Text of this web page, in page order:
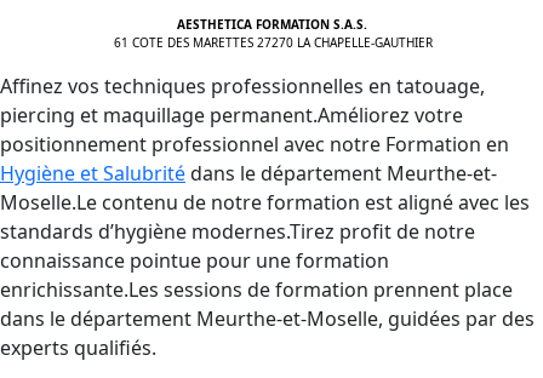
AESTHETICA FORMATION S.A.S.
61 COTE DES MARETTES 27270 LA CHAPELLE-GAUTHIER
Affinez vos techniques professionnelles en tatouage,
piercing et maquillage permanent.Améliorez votre
positionnement professionnel avec notre Formation en
Hygiène et Salubritédans le département Meurthe-et-
Moselle.Le contenu de notre formation est aligné avec les
standards d’hygiène modernes.Tirez profit de notre
connaissance pointue pour une formation
enrichissante.Les sessions de formation prennent place
dans le département Meurthe-et-Moselle, guidées par des
experts qualifiés.